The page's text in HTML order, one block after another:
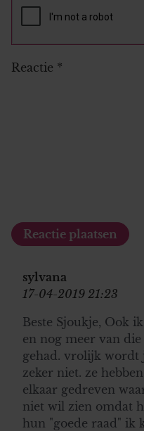
Reactie *
sylvana
17-04-2019 21:23
Beste Sjoukje, Ook
en nog meer van
gehad. vrolijk wordt
zeker niet. ze
elkaar gedreven
niet wil zien omdat
hun "goede raad" ik